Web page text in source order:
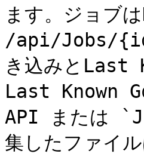
ます。ジョブ
/api/Jobs/
き込みとLast
Last Known
API または
集したファイ